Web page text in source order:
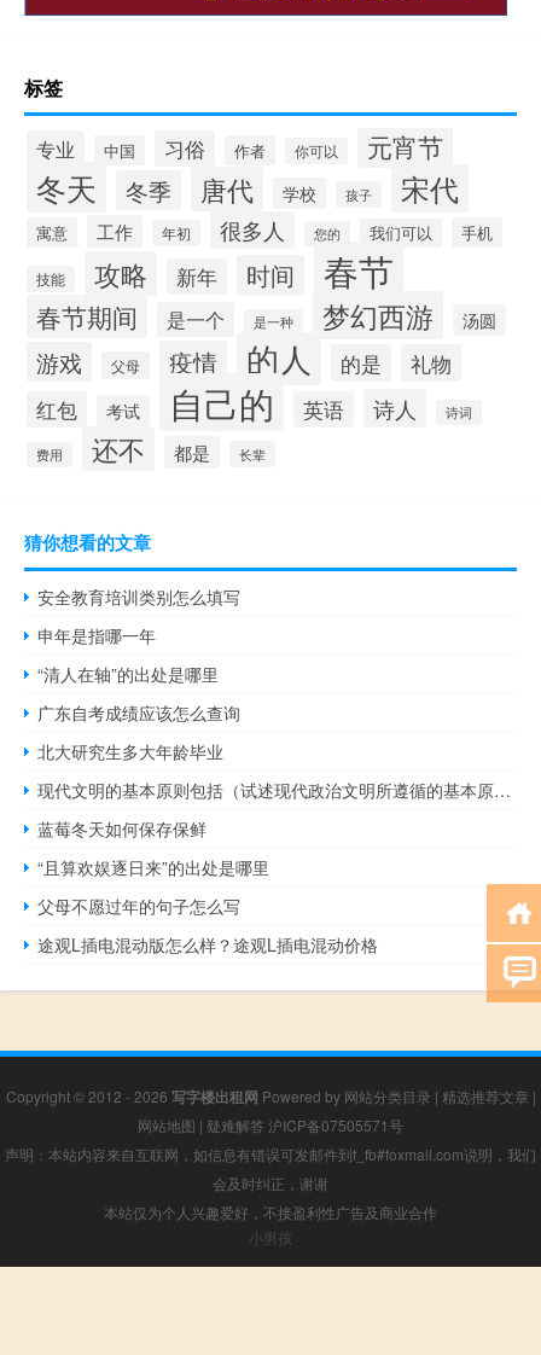
标签
专业 中国 习俗 作者 你可以 元宵节
冬天 冬季 唐代 学校 孩子 宋代
寓意 工作 年初 很多人 您的 我们可以 手机
技能 攻略 新年 时间 春节
春节期间 是一个 是一种 梦幻西游 汤圆
游戏 父母 疫情 的人 的是 礼物
红包 考试 自己的 英语 诗人 诗词
费用 还不 都是 长辈
猜你想看的文章
安全教育培训类别怎么填写
申年是指哪一年
“清人在轴”的出处是哪里
广东自考成绩应该怎么查询
北大研究生多大年龄毕业
现代文明的基本原则包括（试述现代政治文明所遵循的基本原则）
蓝莓冬天如何保存保鲜
“且算欢娱逐日来”的出处是哪里
父母不愿过年的句子怎么写
途观L插电混动版怎么样？途观L插电混动价格
Copyright © 2012 - 2026 写字楼出租网 Powered by 网站分类目录 | 精选推荐文章 |
网站地图 | 疑难解答 沪ICP备07505571号
声明：本站内容来自互联网，如信息有错误可发邮件到f_fb#foxmail.com说明，我们
会及时纠正，谢谢
本站仅为个人兴趣爱好，不接盈利性广告及商业合作
小男孩